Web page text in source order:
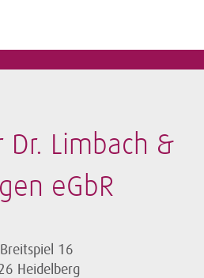
Dr. Limbach &
eGbR
16
Heidelberg